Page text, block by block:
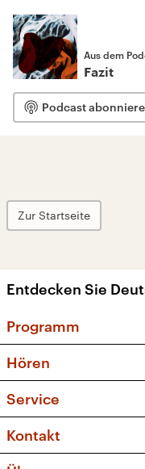
Aus dem
Fazit
Podcast
Zur Startseite
Entdecken Sie
Programm
Sendungen
Musikliste
Kakadu – Das
Hören
Frequenzen
Service
FAQ
Apps
Kontakt